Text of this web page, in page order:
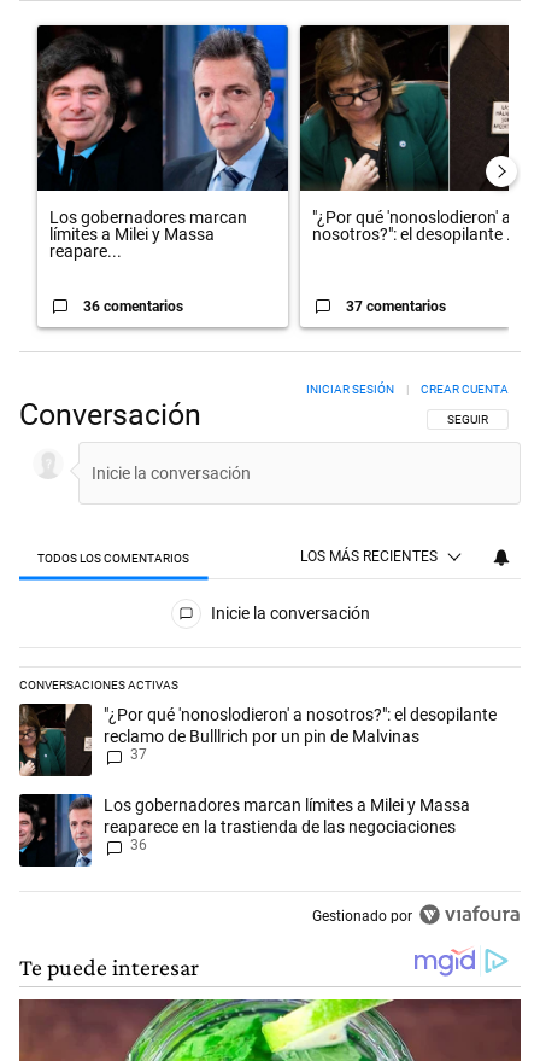
Un artículo de tendencia con el título "Los gobernadores marcan
Los gobernadores marcan
límites a Milei y Massa
reapare...
36 comentarios
Un artículo de tendencia con el
"¿Por qué 'nonoslodieron' a
nosotros?": el desopilante ...
37 comentarios
Conversación SIGA ESTA
SEGUIR
INICIAR SESIÓN CREAR CUENTA
TODOS LOS COMENTARIOS LOS MÁS RECIENTES
Todos los comentarios
Inicie la conversación
CONVERSACIONES ACTIVAS
Este listado muestra los artículos con más comentarios en los
Un artículo de tendencia con el título ""¿Por qué 'nonoslodieron' a
"¿Por qué 'nonoslodieron' a nosotros?": el desopilante
reclamo de Bulllrich por un pin de Malvinas
37
Un artículo de tendencia con el título "Los gobernadores marcan
Los gobernadores marcan límites a Milei y Massa
reaparece en la trastienda de las negociaciones
36
Gestionado por